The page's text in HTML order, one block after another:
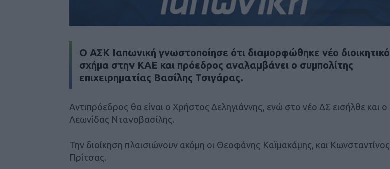
Ο ΑΣΚ Ιαπωνική γνωστοποίησε ότι διαμορφώθηκε νέο διοικητικό
σχήμα στην ΚΑΕ και πρόεδρος αναλαμβάνει ο συμπολίτης
επιχειρηματίας Βασίλης Τσιγάρας.
Αντιπρόεδρος θα είναι ο Χρήστος Δεληγιάννης, ενώ στο νέο ΔΣ εισήλθε και ο
Λεωνίδας Ντανοβασίλης.
Την διοίκηση πλαισιώνουν ακόμη οι Θεοφάνης Καϊμακάμης, και Κωνσταντίνος
Πρίτσας.